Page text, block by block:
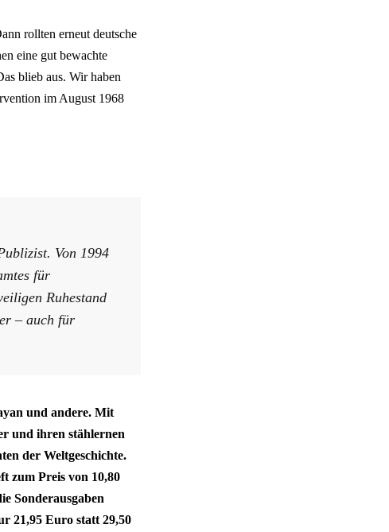
rollten erneut deutsche
eine gut bewachte
blieb aus. Wir haben
im August 1968
Von 1994
für
Ruhestand
– auch für
und andere. Mit
und ihren stählernen
der Weltgeschichte.
zum Preis von 10,80
Sonderausgaben
21,95 Euro statt 29,50